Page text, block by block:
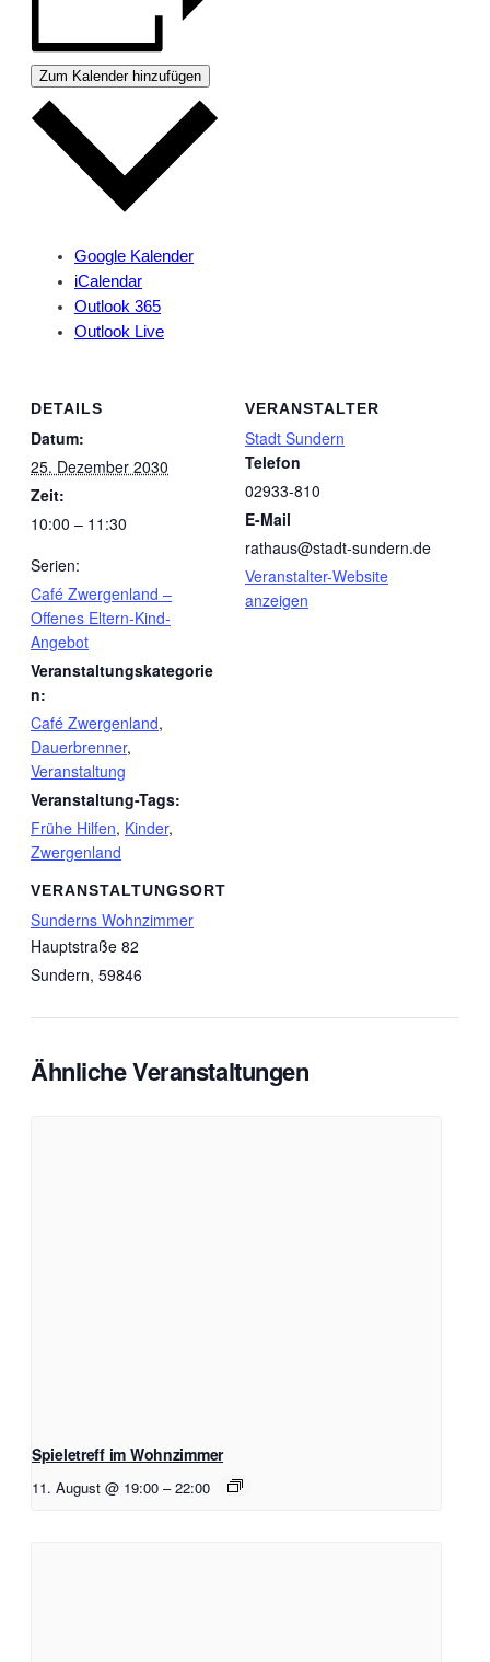
Zum Kalender hinzufügen
Google Kalender
iCalendar
Outlook 365
Outlook Live
DETAILS
Datum:
25. Dezember 2030
Zeit:
10:00 – 11:30
Serien:
Café Zwergenland –
Offenes Eltern-Kind-
Angebot
Veranstaltungskategorie
n:
Café Zwergenland,
Dauerbrenner,
Veranstaltung
Veranstaltung-Tags:
Frühe Hilfen, Kinder,
Zwergenland
VERANSTALTUNGSORT
Sunderns Wohnzimmer
Hauptstraße 82
Sundern, 59846
VERANSTALTER
Stadt Sundern
Telefon
02933-810
E-Mail
rathaus@stadt-sundern.de
Veranstalter-Website
anzeigen
Ähnliche Veranstaltungen
Spieletreff im Wohnzimmer
11. August @ 19:00 – 22:00